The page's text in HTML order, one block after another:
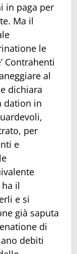
in paga per
Ma il
le
Contrahenti
al
dichiara
dation in
per
e
il
e si
già saputa
di
debiti